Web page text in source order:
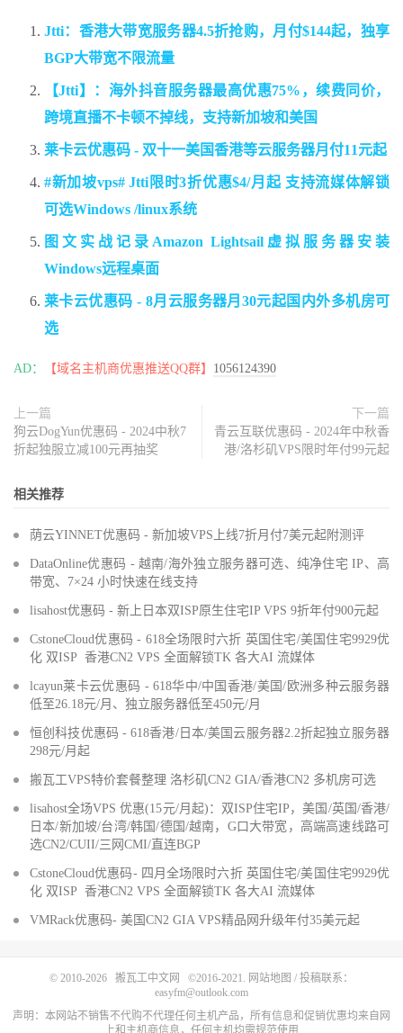
Jtti：香港大带宽服务器4.5折抢购，月付$144起，独享
BGP大带宽不限流量
【Jtti】：海外抖音服务器最高优惠75%，续费同价，
跨境直播不卡顿不掉线，支持新加坡和美国
莱卡云优惠码 - 双十一美国香港等云服务器月付11元起
#新加坡vps# Jtti限时3折优惠$4/月起 支持流媒体解锁
可选Windows /linux系统
图文实战记录Amazon Lightsail虚拟服务器安装
Windows远程桌面
莱卡云优惠码 - 8月云服务器月30元起国内外多机房可
选
AD： 【域名主机商优惠推送QQ群】 1056124390
上一篇
狗云DogYun优惠码 - 2024中秋7
折起独服立减100元再抽奖
下一篇
青云互联优惠码 - 2024年中秋香
港/洛杉矶VPS限时年付99元起
相关推荐
荫云YINNET优惠码 - 新加坡VPS上线7折月付7美元起附测评
DataOnline优惠码 - 越南/海外独立服务器可选、纯净住宅 IP、高
带宽、7×24 小时快速在线支持
lisahost优惠码 - 新上日本双ISP原生住宅IP VPS 9折年付900元起
CstoneCloud优惠码 - 618全场限时六折 英国住宅/美国住宅9929优
化 双ISP 香港CN2 VPS 全面解锁TK 各大AI 流媒体
lcayun莱卡云优惠码 - 618华中/中国香港/美国/欧洲多种云服务器
低至26.18元/月、独立服务器低至450元/月
恒创科技优惠码 - 618香港/日本/美国云服务器2.2折起独立服务器
298元/月起
搬瓦工VPS特价套餐整理 洛杉矶CN2 GIA/香港CN2 多机房可选
lisahost全场VPS 优惠(15元/月起)：双ISP住宅IP，美国/英国/香港/
日本/新加坡/台湾/韩国/德国/越南，G口大带宽，高端高速线路可
选CN2/CUII/三网CMI/直连BGP
CstoneCloud优惠码- 四月全场限时六折 英国住宅/美国住宅9929优
化 双ISP 香港CN2 VPS 全面解锁TK 各大AI 流媒体
VMRack优惠码- 美国CN2 GIA VPS精品网升级年付35美元起
© 2010-2026 搬瓦工中文网 ©2016-2021. 网站地图 / 投稿联系：
easyfm@outlook.com
声明：本网站不销售不代购不代理任何主机产品，所有信息和促销优惠均来自网
上和主机商信息，任何主机均需规范使用